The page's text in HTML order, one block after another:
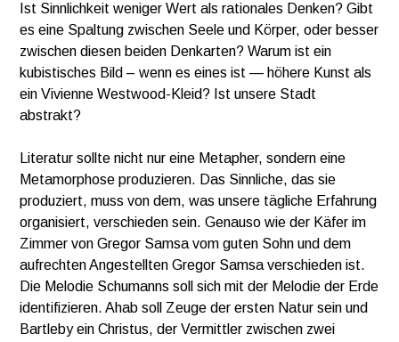
Ist Sinnlichkeit weniger Wert als rationales Denken? Gibt
es eine Spaltung zwischen Seele und Körper, oder besser
zwischen diesen beiden Denkarten? Warum ist ein
kubistisches Bild – wenn es eines ist — höhere Kunst als
ein Vivienne Westwood-Kleid? Ist unsere Stadt
abstrakt?
Literatur sollte nicht nur eine Metapher, sondern eine
Metamorphose produzieren. Das Sinnliche, das sie
produziert, muss von dem, was unsere tägliche Erfahrung
organisiert, verschieden sein. Genauso wie der Käfer im
Zimmer von Gregor Samsa vom guten Sohn und dem
aufrechten Angestellten Gregor Samsa verschieden ist.
Die Melodie Schumanns soll sich mit der Melodie der Erde
identifizieren. Ahab soll Zeuge der ersten Natur sein und
Bartleby ein Christus, der Vermittler zwischen zwei